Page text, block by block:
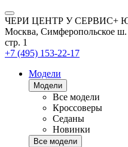
ЧЕРИ ЦЕНТР У СЕРВИС+
Москва, Симферопольское
стр. 1
+7 (495) 153-22-17
Модели
Модели
Все модели
Кроссоверы
Седаны
Новинки
Все модели